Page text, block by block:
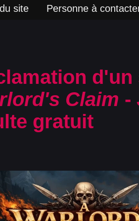
site Personne à
Claim -
gratuit